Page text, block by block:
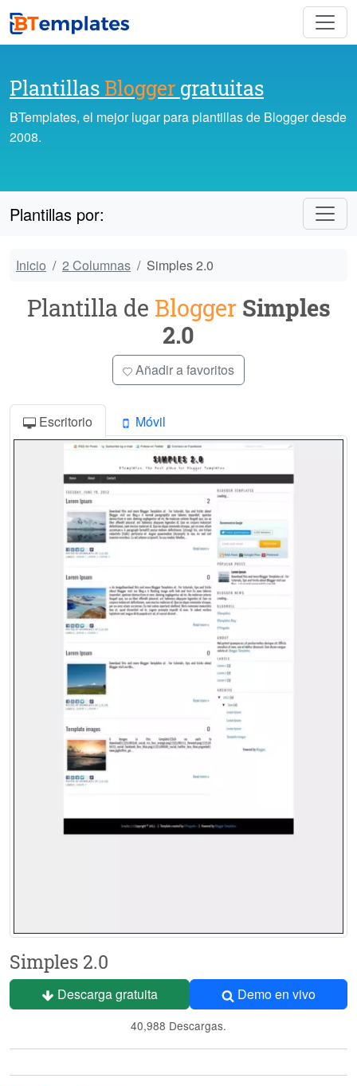
Plantillas Blogger gratuitas
BTemplates, el mejor lugar para plantillas de Blogger desde
2008.
Plantillas por:
Inicio 2 Columnas Simples 2.0
Plantilla de Blogger Simples
2.0
Añadir a favoritos
Simples 2.0
Descarga gratuita Demo en vivo
40,988 Descargas.
Escritorio Móvil